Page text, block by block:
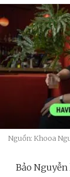
Nguồn: Khooa
Bảo